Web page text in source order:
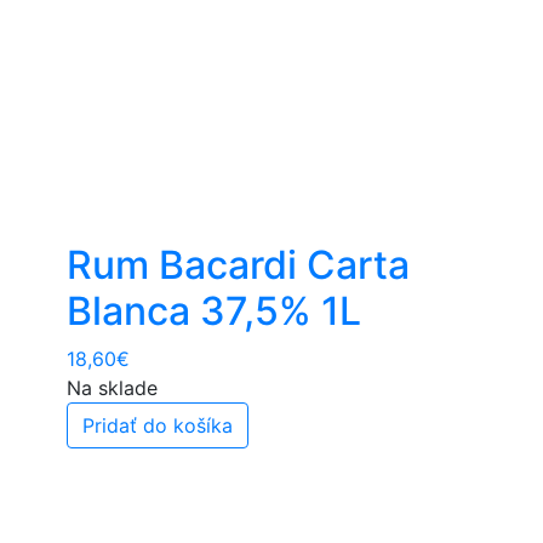
Rum Bacardi Carta
Blanca 37,5% 1L
18,60€
Na sklade
Pridať do košíka